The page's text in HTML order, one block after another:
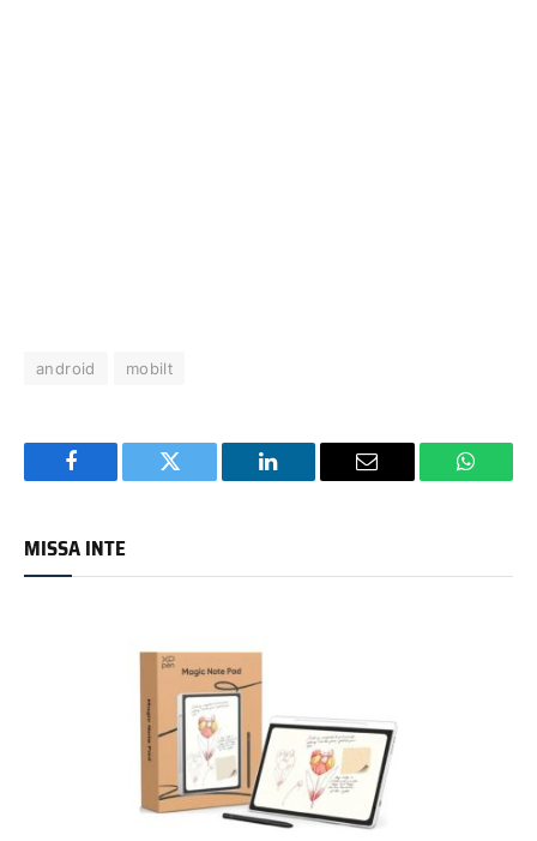
android mobilt
Facebook Twitter LinkedIn Email
MISSA INTE